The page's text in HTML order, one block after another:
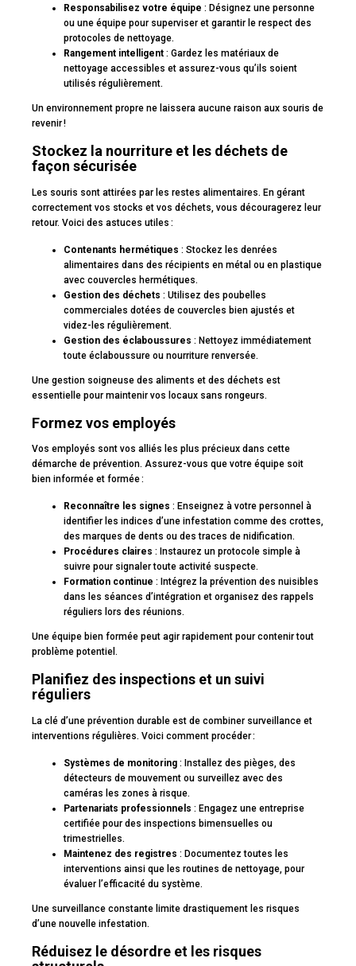
Responsabilisez votre équipe : Désignez une personne
ou une équipe pour superviser et garantir le respect des
protocoles de nettoyage.
Rangement intelligent : Gardez les matériaux de
nettoyage accessibles et assurez-vous qu’ils soient
utilisés régulièrement.
Un environnement propre ne laissera aucune raison aux souris de
revenir !
Stockez la nourriture et les déchets de
façon sécurisée
Les souris sont attirées par les restes alimentaires. En gérant
correctement vos stocks et vos déchets, vous découragerez leur
retour. Voici des astuces utiles :
Contenants hermétiques : Stockez les denrées
alimentaires dans des récipients en métal ou en plastique
avec couvercles hermétiques.
Gestion des déchets : Utilisez des poubelles
commerciales dotées de couvercles bien ajustés et
videz-les régulièrement.
Gestion des éclaboussures : Nettoyez immédiatement
toute éclaboussure ou nourriture renversée.
Une gestion soigneuse des aliments et des déchets est
essentielle pour maintenir vos locaux sans rongeurs.
Formez vos employés
Vos employés sont vos alliés les plus précieux dans cette
démarche de prévention. Assurez-vous que votre équipe soit
bien informée et formée :
Reconnaître les signes : Enseignez à votre personnel à
identifier les indices d’une infestation comme des crottes,
des marques de dents ou des traces de nidification.
Procédures claires : Instaurez un protocole simple à
suivre pour signaler toute activité suspecte.
Formation continue : Intégrez la prévention des nuisibles
dans les séances d’intégration et organisez des rappels
réguliers lors des réunions.
Une équipe bien formée peut agir rapidement pour contenir tout
problème potentiel.
Planifiez des inspections et un suivi
réguliers
La clé d’une prévention durable est de combiner surveillance et
interventions régulières. Voici comment procéder :
Systèmes de monitoring : Installez des pièges, des
détecteurs de mouvement ou surveillez avec des
caméras les zones à risque.
Partenariats professionnels : Engagez une entreprise
certifiée pour des inspections bimensuelles ou
trimestrielles.
Maintenez des registres : Documentez toutes les
interventions ainsi que les routines de nettoyage, pour
évaluer l’efficacité du système.
Une surveillance constante limite drastiquement les risques
d’une nouvelle infestation.
Réduisez le désordre et les risques